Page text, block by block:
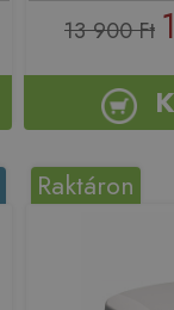
13 900 Ft
Raktáron